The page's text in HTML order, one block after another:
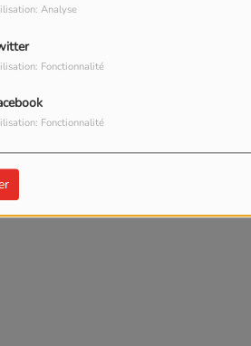
Analyse
Fonctionnalité
Fonctionnalité
aussi passionnée par
elle-même.